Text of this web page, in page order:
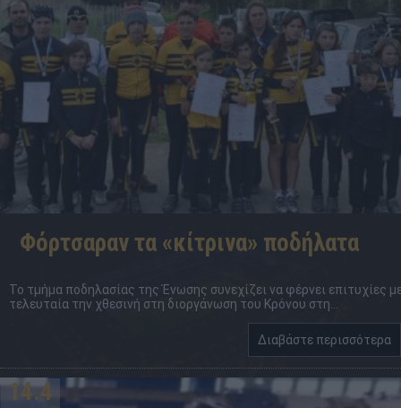
Φόρτσαραν τα «κίτρινα» ποδήλατα
Το τμήμα ποδηλασίας της Ένωσης συνεχίζει να φέρνει επιτυχίες
τελευταία την χθεσινή στη διοργάνωση του Κρόνου στη...
Διαβάστε περισσότερα
14.4